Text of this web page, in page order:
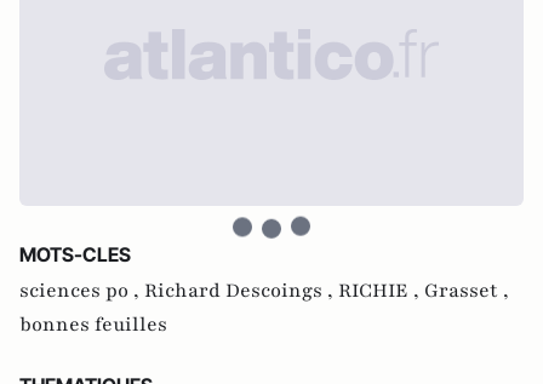
MOTS-CLES
sciences po , Richard Descoings , RICHIE , Grasset ,
bonnes feuilles